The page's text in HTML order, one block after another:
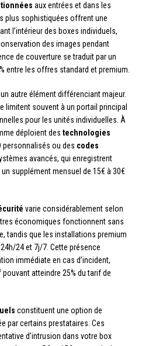
aux entrées et dans les
plus sophistiquées offrent une
l’intérieur des boxes individuels,
des images pendant
de couverture se traduit par un
entre les offres standard et premium.
autre élément différenciant majeur.
limitent souvent à un portail principal
pour les unités individuelles. À
déploient des technologies
personnalisés ou des codes
avancés, qui enregistrent
supplément mensuel de 15€ à 30€
varie considérablement selon
économiques fonctionnent sans
tandis que les installations premium
24h/24 et 7j/7. Cette présence
immédiate en cas d’incident,
atteindre 25% du tarif de
constituent une option de
par certains prestataires. Ces
d’intrusion dans votre box